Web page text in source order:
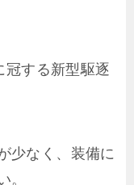
する新型駆逐
少なく、装備に